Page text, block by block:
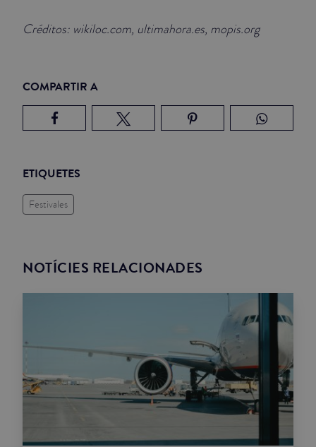
Créditos: wikiloc.com, ultimahora.es, mopis.org
COMPARTIR A
ETIQUETES
Festivales
NOTÍCIES RELACIONADES